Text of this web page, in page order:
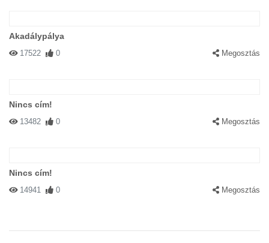
Akadálypálya
17522 0 Megosztás
Nincs cím!
13482 0 Megosztás
Nincs cím!
14941 0 Megosztás